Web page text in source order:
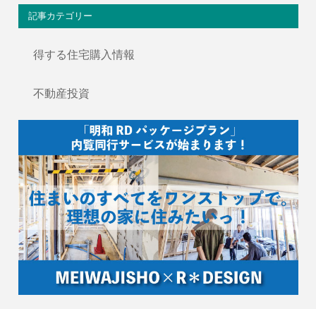
記事カテゴリー
得する住宅購入情報
不動産投資